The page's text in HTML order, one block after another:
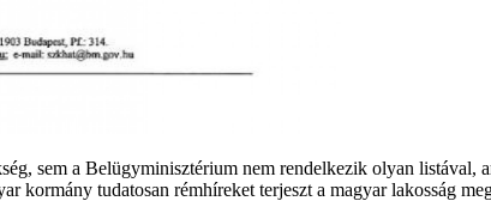
sem a Belügyminisztérium nem rendelkezik olyan listával,
kormány tudatosan rémhíreket terjeszt a magyar lakosság